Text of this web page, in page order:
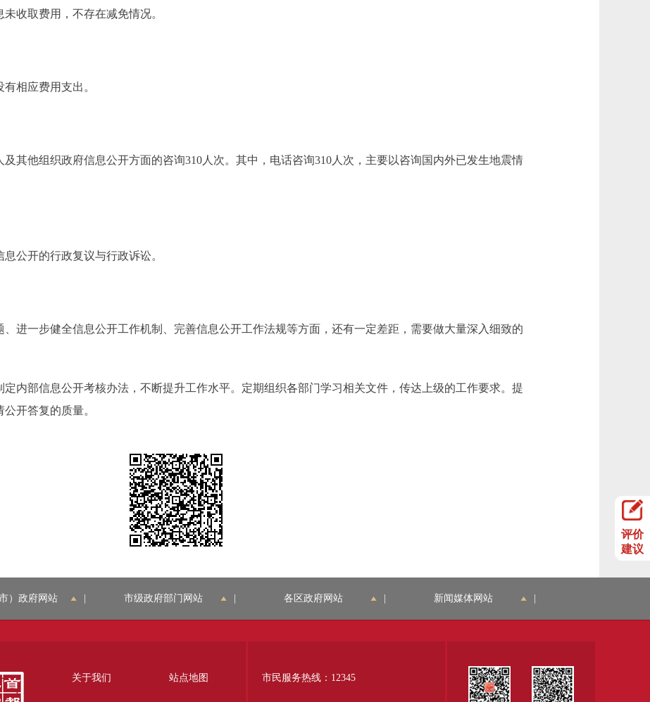
收取费用，不存在减免情况。
相应费用支出。
他组织政府信息公开方面的咨询310人次。其中，电话咨询310人次，主要以咨询国内外已发生地震情
公开的行政复议与行政诉讼。
一步健全信息公开工作机制、完善信息公开工作法规等方面，还有一定差距，需要做大量深入细致的
部信息公开考核办法，不断提升工作水平。定期组织各部门学习相关文件，传达上级的工作要求。提
开答复的质量。
评价
建议
）政府网站 市级政府部门网站 各区政府网站 新闻媒体网站
关于我们 站点地图 市民服务热线：12345